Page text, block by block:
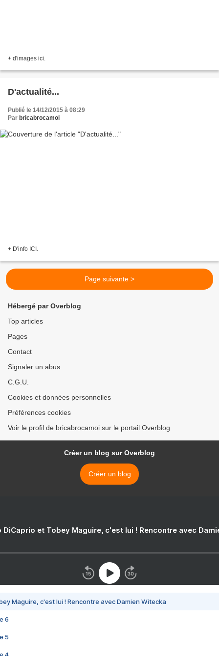
+ d'images ici.
D'actualité...
Publié le 14/12/2015 à 08:29
Par bricabrocamoi
+ D'info ICI.
Page suivante >
Hébergé par Overblog
Top articles
Pages
Contact
Signaler un abus
C.G.U.
Cookies et données personnelles
Préférences cookies
Voir le profil de bricabrocamoi sur le portail Overblog
Créer un blog sur Overblog
Créer un blog
DiCaprio et Tobey Maguire, c'est lui ! Rencontre avec
Maguire, c'est lui ! Rencontre avec Damien Witecka
6
5